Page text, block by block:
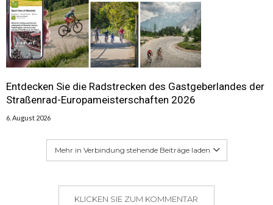
Entdecken Sie die Radstrecken des Gastgeberlandes der
Straßenrad-Europameisterschaften 2026
6. August 2026
Mehr in Verbindung stehende Beiträge laden
KLICKEN SIE ZUM KOMMENTAR